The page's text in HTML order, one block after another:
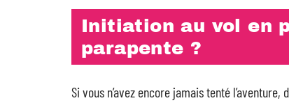
Initiation au vol en
parapente ?
Si vous n’avez encore jamais tenté